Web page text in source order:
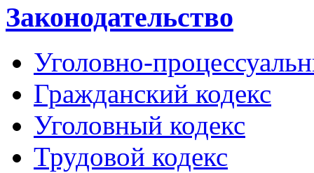
Законодательство
Уголовно-
Гражданский кодекс
Уголовный кодекс
Трудовой кодекс